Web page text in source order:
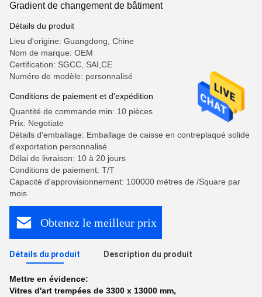
Gradient de changement de bâtiment
Détails du produit
Lieu d'origine: Guangdong, Chine
Nom de marque: OEM
Certification: SGCC, SAI,CE
Numéro de modèle: personnalisé
Conditions de paiement et d'expédition
Quantité de commande min: 10 pièces
Prix: Negotiate
Détails d'emballage: Emballage de caisse en contreplaqué solide
d'exportation personnalisé
Délai de livraison: 10 à 20 jours
Conditions de paiement: T/T
Capacité d'approvisionnement: 100000 mètres de /Square par
mois
Obtenez le meilleur prix
Détails du produit Description du produit
Mettre en évidence:
Vitres d'art trempées de 3300 x 13000 mm,